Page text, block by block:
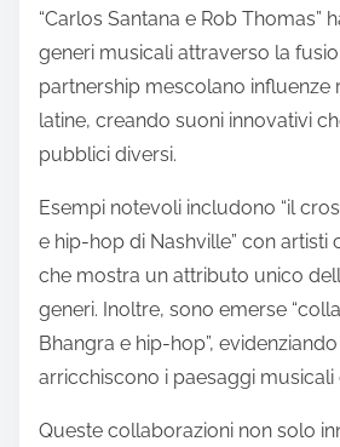
“Carlos Santana e Rob Thomas”
generi musicali attraverso la
partnership mescolano influenze
latine, creando suoni innovativi
pubblici diversi.
Esempi notevoli includono “il
e hip-hop di Nashville” con artisti
che mostra un attributo unico
generi. Inoltre, sono emerse
Bhangra e hip-hop”,
arricchiscono i paesaggi musicali
Queste collaborazioni non solo